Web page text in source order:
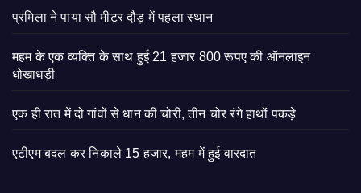
प्रमिला ने पाया सौ मीटर दौड़ में पहला स्थान
महम के एक व्यक्ति के साथ हुई 21 हजार 800 रूपए की ऑनलाइन
धोखाधड़ी
एक ही रात में दो गांवों से धान की चोरी, तीन चोर रंगे हाथों पकड़े
एटीएम बदल कर निकाले 15 हजार, महम में हुई वारदात